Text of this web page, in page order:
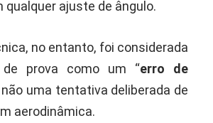
qualquer ajuste de ângulo.
no entanto, foi considerada
de prova como um “erro de
não uma tentativa deliberada de
aerodinâmica.